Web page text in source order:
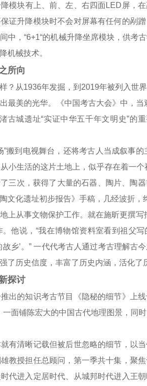
模块有上、前、左、右四面LED屏，在
证升降模块时不会对屏幕有任何的剐
中，“6+1“的机械升降坐席模块，供考
机械技术。
所向
从1936年发掘，到2019年被列入世
最美的光华。《中国考古大会》中，当
古城遗址“实证中华五千年文明史”的
到电视舞台，还将考古人当成叙事的
小生活的这片土地上，似乎存在着一
三次，获得了大量的石器、陶片、陶
文化遗址初步报告》手稿，几经波折，
从事文物保护工作。就在施昕更撰写
他说，“我在博物馆资料室看到祖父
乡’。” 一代代考古人通过考古理解古
了历史信度，丰富了历史内涵，活化了
探讨
的知识考古节目《隐秘的细节》上线
面铺陈宏大的中国古代地理图景，同
清晰记载但被后世忽略的细节，以当
教授担任总顾问，第一季共十集，聚
代进入定居时代、从城邦时代进入王